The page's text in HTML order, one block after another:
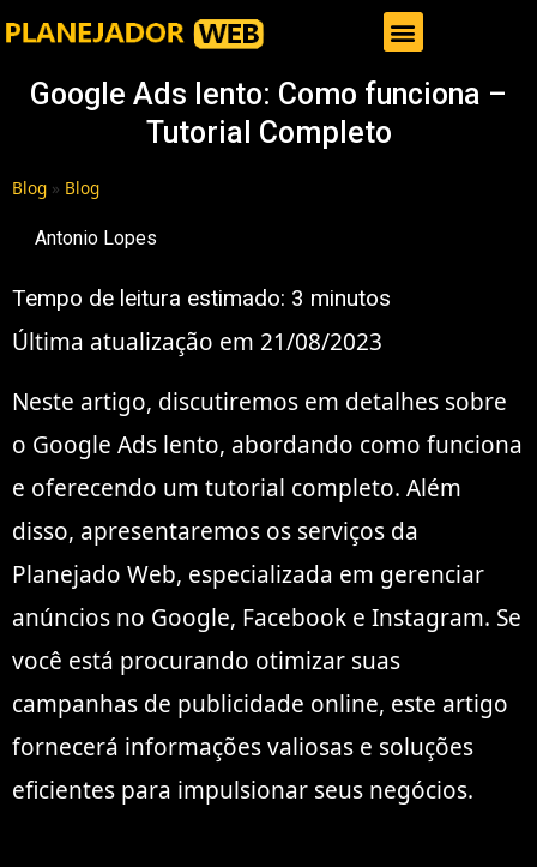
Google Ads lento: Como funciona –
Tutorial Completo
Blog » Blog
Antonio Lopes
Tempo de leitura estimado: 3 minutos
Última atualização em 21/08/2023
Neste artigo, discutiremos em detalhes sobre
o Google Ads lento, abordando como funciona
e oferecendo um tutorial completo. Além
disso, apresentaremos os serviços da
Planejado Web, especializada em gerenciar
anúncios no Google, Facebook e Instagram. Se
você está procurando otimizar suas
campanhas de publicidade online, este artigo
fornecerá informações valiosas e soluções
eficientes para impulsionar seus negócios.